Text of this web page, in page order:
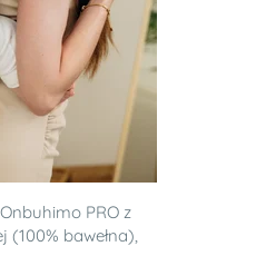
PRO z
bawełna),